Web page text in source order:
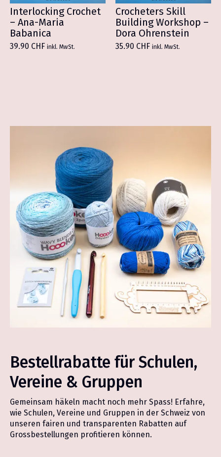
Interlocking Crochet
– Ana-Maria
Babanica
39.90 CHF inkl. MwSt.
Crocheters Skill
Building Workshop –
Dora Ohrenstein
35.90 CHF inkl. MwSt.
Bestellrabatte für Schulen,
Vereine & Gruppen
Gemeinsam häkeln macht noch mehr Spass! Erfahre,
wie Schulen, Vereine und Gruppen in der Schweiz von
unseren fairen und transparenten Rabatten auf
Grossbestellungen profitieren können.